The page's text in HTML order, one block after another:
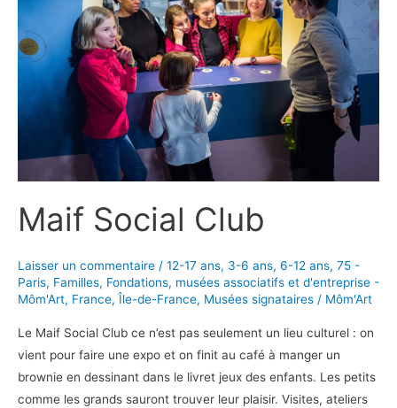
Maif Social Club
Laisser un commentaire / 12-17 ans, 3-6 ans, 6-12 ans, 75 -
Paris, Familles, Fondations, musées associatifs et d'entreprise -
Môm'Art, France, Île-de-France, Musées signataires / Môm'Art
Le Maif Social Club ce n’est pas seulement un lieu culturel : on
vient pour faire une expo et on finit au café à manger un
brownie en dessinant dans le livret jeux des enfants. Les petits
comme les grands sauront trouver leur plaisir. Visites, ateliers